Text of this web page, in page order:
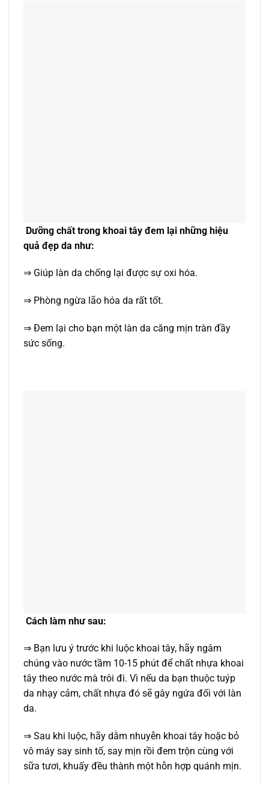
Dưỡng chất trong khoai tây đem lại những hiệu
quả đẹp da như:
⇒ Giúp làn da chống lại được sự oxi hóa.
⇒ Phòng ngừa lão hóa da rất tốt.
⇒ Đem lại cho bạn một làn da căng mịn tràn đầy
sức sống.
Cách làm như sau:
⇒ Bạn lưu ý trước khi luộc khoai tây, hãy ngâm
chúng vào nước tầm 10-15 phút để chất nhựa khoai
tây theo nước mà trôi đi. Vì nếu da bạn thuộc tuýp
da nhạy cảm, chất nhựa đó sẽ gây ngứa đối với làn
da.
⇒ Sau khi luộc, hãy dằm nhuyễn khoai tây hoặc bỏ
vô máy say sinh tố, say mịn rồi đem trộn cùng với
sữa tươi, khuấy đều thành một hỗn hợp quánh mịn.